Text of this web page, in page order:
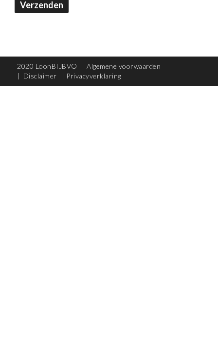
Verzenden
2020 LoonBIJBVO | Algemene voorwaarden
| Disclaimer | Privacyverklaring